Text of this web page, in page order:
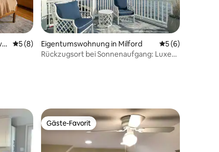
Bewertungen
Durchschnittliche Bewertung: 5 von 5, 8 Bewertungen
5 (8)
Eigentumswohnung in Milford
5 (6)
Rückzugsort bei Sonnenaufgang: Luxe
Gäste-Favorit
Gäste-Favorit